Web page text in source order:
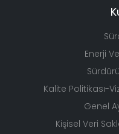
Enerji
Kalite Politikası-
Genel
Kişisel Veri